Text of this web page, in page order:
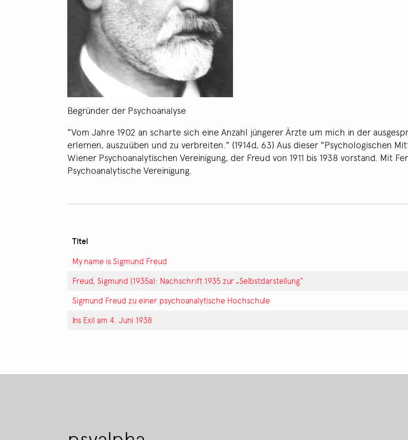
Begründer der Psychoanalyse
"Vom Jahre 1902 an scharte sich eine Anzahl jüngerer Ärzte um mich in der
erlernen, auszuüben und zu verbreiten." (1914d, 63) Aus dieser "Psychologischen
Wiener Psychoanalytischen Vereinigung, der Freud von 1911 bis 1938 vorstand. Mit
Psychoanalytische Vereinigung.
Titel
My name is Sigmund Freud
Freud, Sigmund (1935a): Nachschrift 1935 zur „Selbstdarstellung“
Sigmund Freud zu einer psychoanalytische Hochschule
Ins Exil am 4. Juni 1938